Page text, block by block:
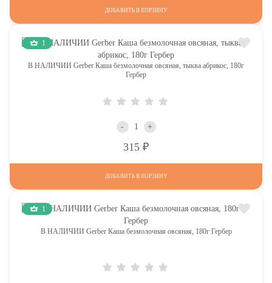
ДОБАВИТЬ В КОРЗИНУ
1
В НАЛИЧИИ Gerber Каша безмолочная овсяная, тыква абрикос, 180г
Гербер
- +
315
ДОБАВИТЬ В КОРЗИНУ
1
В НАЛИЧИИ Gerber Каша безмолочная овсяная, 180г Гербер